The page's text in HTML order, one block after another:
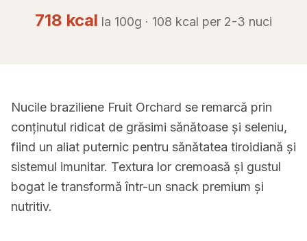
718 kcal la 100g · 108 kcal per 2-3 nuci
Nucile braziliene Fruit Orchard se remarcă prin
conținutul ridicat de grăsimi sănătoase și seleniu,
fiind un aliat puternic pentru sănătatea tiroidiană și
sistemul imunitar. Textura lor cremoasă și gustul
bogat le transformă într-un snack premium și
nutritiv.